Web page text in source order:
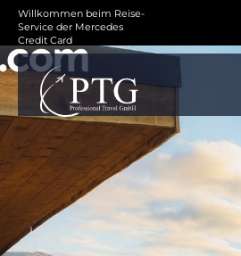
Zum
Hauptinhalt
springen
Willkommen beim Reise-
Service der Mercedes
Credit Card